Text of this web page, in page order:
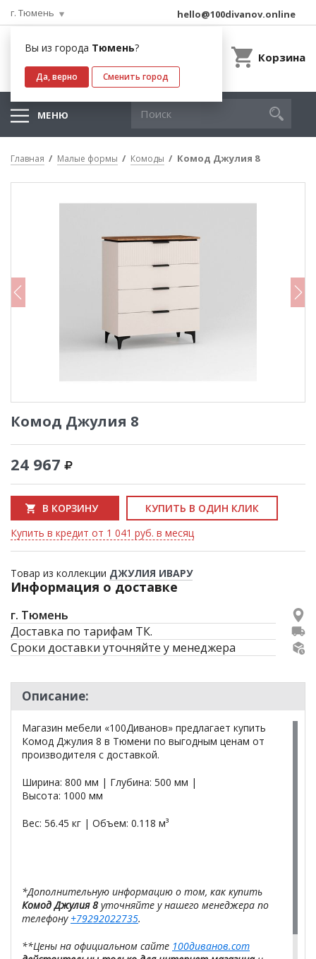
г. Тюмень
Вы из города Тюмень?
Да, верно Сменить город
hello@100divanov.online
Корзина
МЕНЮ
Главная Малые формы Комоды Комод Джулия 8
Комод Джулия 8
24 967
В КОРЗИНУ
КУПИТЬ В ОДИН КЛИК
Купить в кредит от 1 041 руб. в месяц
Товар из коллекции ДЖУЛИЯ ИВАРУ
Информация о доставке
г. Тюмень
Доставка по тарифам ТК.
Сроки доставки уточняйте у менеджера
Описание:
Магазин мебели «100Диванов» предлагает купить
Комод Джулия 8 в Тюмени по выгодным ценам от
производителя с доставкой.
Ширина: 800 мм | Глубина: 500 мм |
Высота: 1000 мм
Вес: 56.45 кг | Объем: 0.118 м³
*Дополнительную информацию о том, как купить
Комод Джулия 8 уточняйте у нашего менеджера по
телефону +79292022735.
**Цены на официальном сайте 100диванов.com